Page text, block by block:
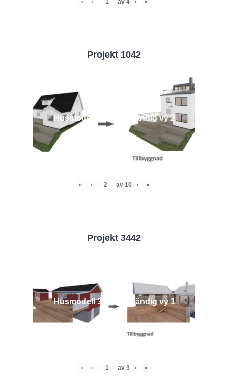
Projekt 1042
Husmodell 1042 - Utvändig vy 2
« ‹ av 10 › »
Projekt 3442
Husmodell 3442 - Utvändig vy 1
« ‹ av 3 › »